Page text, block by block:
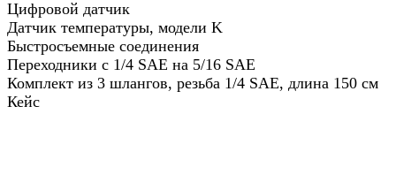
Цифровой датчик
Датчик температуры, модели K
Быстросъемные соединения
Переходники с 1/4 SAE на 5/16 SAE
Комплект из 3 шлангов, резьба 1/4 SAE, длина 150 см
Кейс